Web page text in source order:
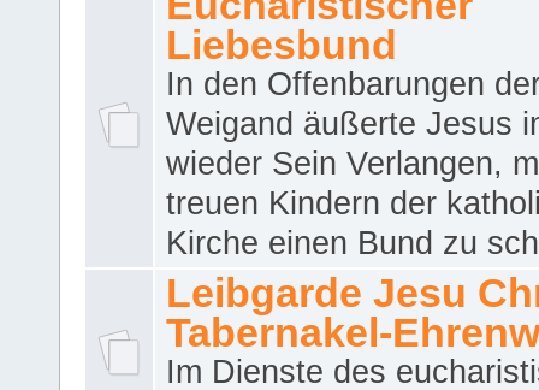
Liebesbund
In den Offenbarungen
Weigand äußerte Jesus
wieder Sein Verlangen,
treuen Kindern der
Kirche einen Bund zu
Leibgarde Jesu
Tabernakel-
Im Dienste des